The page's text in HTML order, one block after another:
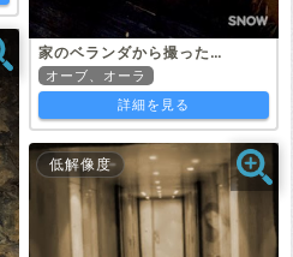
家のベランダから撮った…
オーブ、オーラ
詳細を見る
低解像度